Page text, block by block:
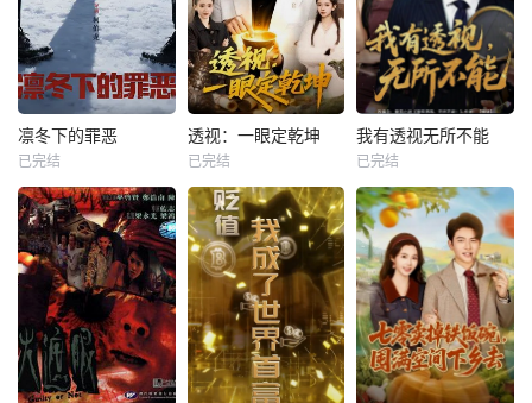
凛冬下的罪恶
已完结
透视：一眼定乾坤
已完结
我有透视无所不能
已完结